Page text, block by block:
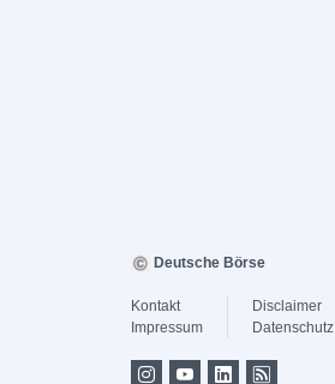
Deutsche Börse
Kontakt
Impressum
Disclaimer
Datenschutz